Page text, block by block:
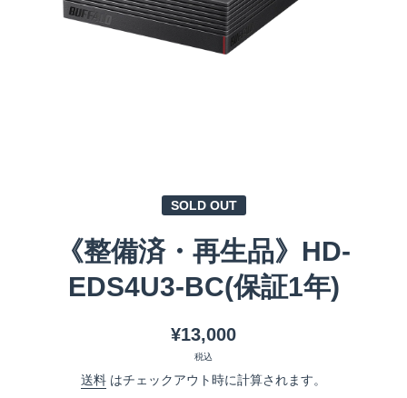
SOLD OUT
《整備済・再生品》HD-
EDS4U3-BC(保証1年)
¥13,000
税込
送料 はチェックアウト時に計算されます。